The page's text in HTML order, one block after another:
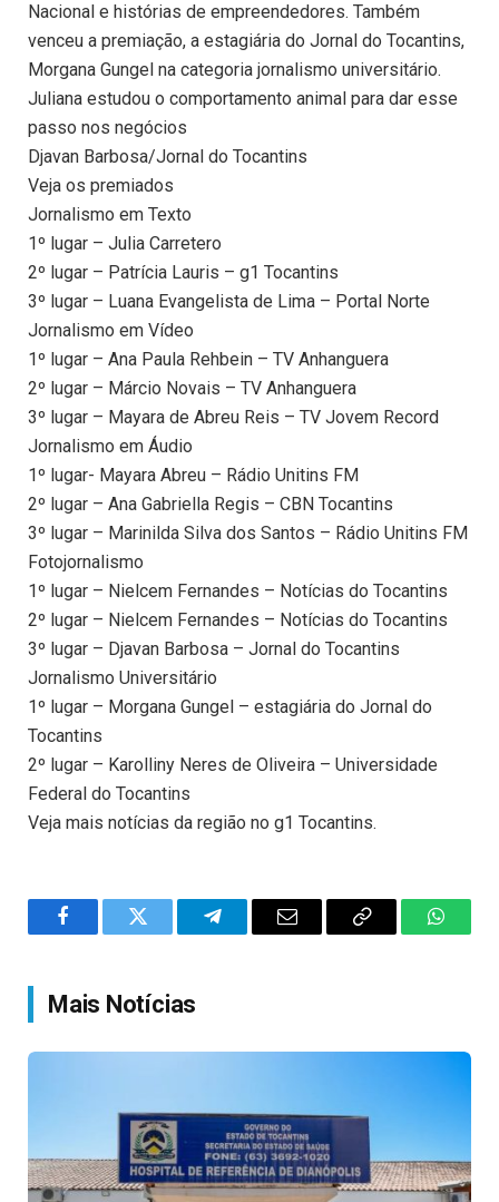
Nacional e histórias de empreendedores. Também
venceu a premiação, a estagiária do Jornal do Tocantins,
Morgana Gungel na categoria jornalismo universitário.
Juliana estudou o comportamento animal para dar esse
passo nos negócios
Djavan Barbosa/Jornal do Tocantins
Veja os premiados
Jornalismo em Texto
1º lugar – Julia Carretero
2º lugar – Patrícia Lauris – g1 Tocantins
3º lugar – Luana Evangelista de Lima – Portal Norte
Jornalismo em Vídeo
1º lugar – Ana Paula Rehbein – TV Anhanguera
2º lugar – Márcio Novais – TV Anhanguera
3º lugar – Mayara de Abreu Reis – TV Jovem Record
Jornalismo em Áudio
1º lugar- Mayara Abreu – Rádio Unitins FM
2º lugar – Ana Gabriella Regis – CBN Tocantins
3º lugar – Marinilda Silva dos Santos – Rádio Unitins FM
Fotojornalismo
1º lugar – Nielcem Fernandes – Notícias do Tocantins
2º lugar – Nielcem Fernandes – Notícias do Tocantins
3º lugar – Djavan Barbosa – Jornal do Tocantins
Jornalismo Universitário
1º lugar – Morgana Gungel – estagiária do Jornal do
Tocantins
2º lugar – Karolliny Neres de Oliveira – Universidade
Federal do Tocantins
Veja mais notícias da região no g1 Tocantins.
FacebookTwitter TelegramEmail
Copy
Mais Notícias